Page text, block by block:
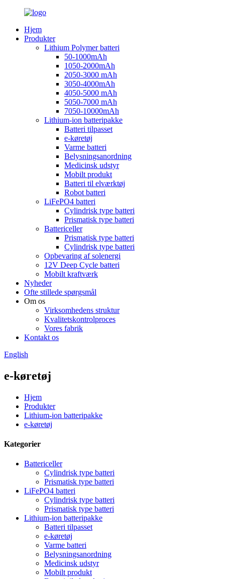
Hjem
Produkter
Lithium Polymer batteri
50-1000mAh
1050-2000mAh
2050-3000 mAh
3050-4000mAh
4050-5000 mAh
5050-7000 mAh
7050-10000mAh
Lithium-ion batteripakke
Batteri tilpasset
e-køretøj
Varme batteri
Belysningsanordning
Medicinsk udstyr
Mobilt produkt
Batteri til elværktøj
Robot batteri
LiFePO4 batteri
Cylindrisk type batteri
Prismatisk type batteri
Battericeller
Prismatisk type batteri
Cylindrisk type batteri
Opbevaring af solenergi
12V Deep Cycle batteri
Mobilt kraftværk
Nyheder
Ofte stillede spørgsmål
Om os
Virksomhedens struktur
Kvalitetskontrolproces
Vores fabrik
Kontakt os
English
e-køretøj
Hjem
Produkter
Lithium-ion batteripakke
e-køretøj
Kategorier
Battericeller
Cylindrisk type batteri
Prismatisk type batteri
LiFePO4 batteri
Cylindrisk type batteri
Prismatisk type batteri
Lithium-ion batteripakke
Batteri tilpasset
e-køretøj
Varme batteri
Belysningsanordning
Medicinsk udstyr
Mobilt produkt